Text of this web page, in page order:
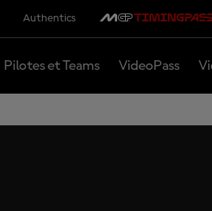
Authentics
Pilotes et Teams VideoPass